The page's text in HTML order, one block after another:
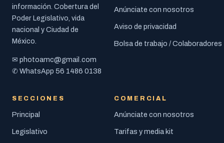
información. Cobertura del
Poder Legislativo, vida
nacional y Ciudad de
México.
✉ photoamc@gmail.com
✆ WhatsApp 56 1486 0138
Anúnciate con nosotros
Aviso de privacidad
Bolsa de trabajo / Colaboradores
SECCIONES
Principal
Legislativo
COMERCIAL
Anúnciate con nosotros
Tarifas y media kit